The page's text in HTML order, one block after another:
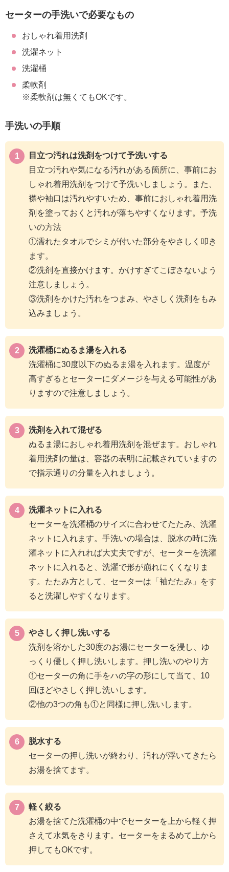
セーターの手洗いで必要なもの
おしゃれ着用洗剤
洗濯ネット
洗濯桶
柔軟剤
※柔軟剤は無くてもOKです。
手洗いの手順
目立つ汚れは洗剤をつけて予洗いする
目立つ汚れや気になる汚れがある箇所に、事前にお
しゃれ着用洗剤をつけて予洗いしましょう。また、
襟や袖口は汚れやすいため、事前におしゃれ着用洗
剤を塗っておくと汚れが落ちやすくなります。予洗
いの方法
①濡れたタオルでシミが付いた部分をやさしく叩き
ます。
②洗剤を直接かけます。かけすぎてこぼさないよう
注意しましょう。
③洗剤をかけた汚れをつまみ、やさしく洗剤をもみ
込みましょう。
洗濯桶にぬるま湯を入れる
洗濯桶に30度以下のぬるま湯を入れます。温度が
高すぎるとセーターにダメージを与える可能性があ
りますので注意しましょう。
洗剤を入れて混ぜる
ぬるま湯におしゃれ着用洗剤を混ぜます。おしゃれ
着用洗剤の量は、容器の表明に記載されていますの
で指示通りの分量を入れましょう。
洗濯ネットに入れる
セーターを洗濯桶のサイズに合わせてたたみ、洗濯
ネットに入れます。手洗いの場合は、脱水の時に洗
濯ネットに入れれば大丈夫ですが、セーターを洗濯
ネットに入れると、洗濯で形が崩れにくくなりま
す。たたみ方として、セーターは「袖だたみ」をす
ると洗濯しやすくなります。
やさしく押し洗いする
洗剤を溶かした30度のお湯にセーターを浸し、ゆ
っくり優しく押し洗いします。押し洗いのやり方
①セーターの角に手をハの字の形にして当て、10
回ほどやさしく押し洗いします。
②他の3つの角も①と同様に押し洗いします。
脱水する
セーターの押し洗いが終わり、汚れが浮いてきたら
お湯を捨てます。
軽く絞る
お湯を捨てた洗濯桶の中でセーターを上から軽く押
さえて水気をきります。セーターをまるめて上から
押してもOKです。